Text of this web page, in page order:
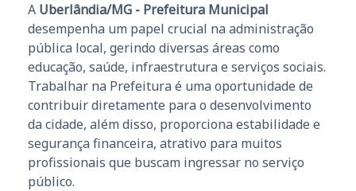
A Uberlândia/MG - Prefeitura Municipal
desempenha um papel crucial na administração
pública local, gerindo diversas áreas como
educação, saúde, infraestrutura e serviços sociais.
Trabalhar na Prefeitura é uma oportunidade de
contribuir diretamente para o desenvolvimento
da cidade, além disso, proporciona estabilidade e
segurança financeira, atrativo para muitos
profissionais que buscam ingressar no serviço
público.